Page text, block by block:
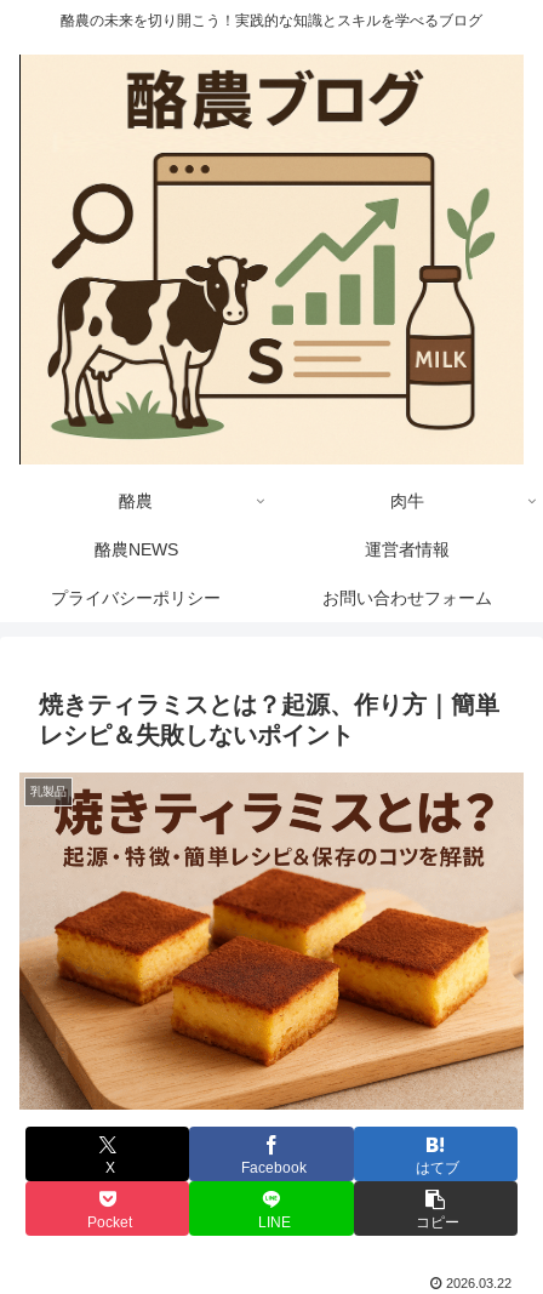
酪農の未来を切り開こう！実践的な知識とスキルを学べるブログ
酪農 肉牛
酪農NEWS 運営者情報
プライバシーポリシー お問い合わせフォーム
焼きティラミスとは？起源、作り方｜簡単
レシピ＆失敗しないポイント
乳製品
X Facebook はてブ
Pocket LINE コピー
2026.03.22